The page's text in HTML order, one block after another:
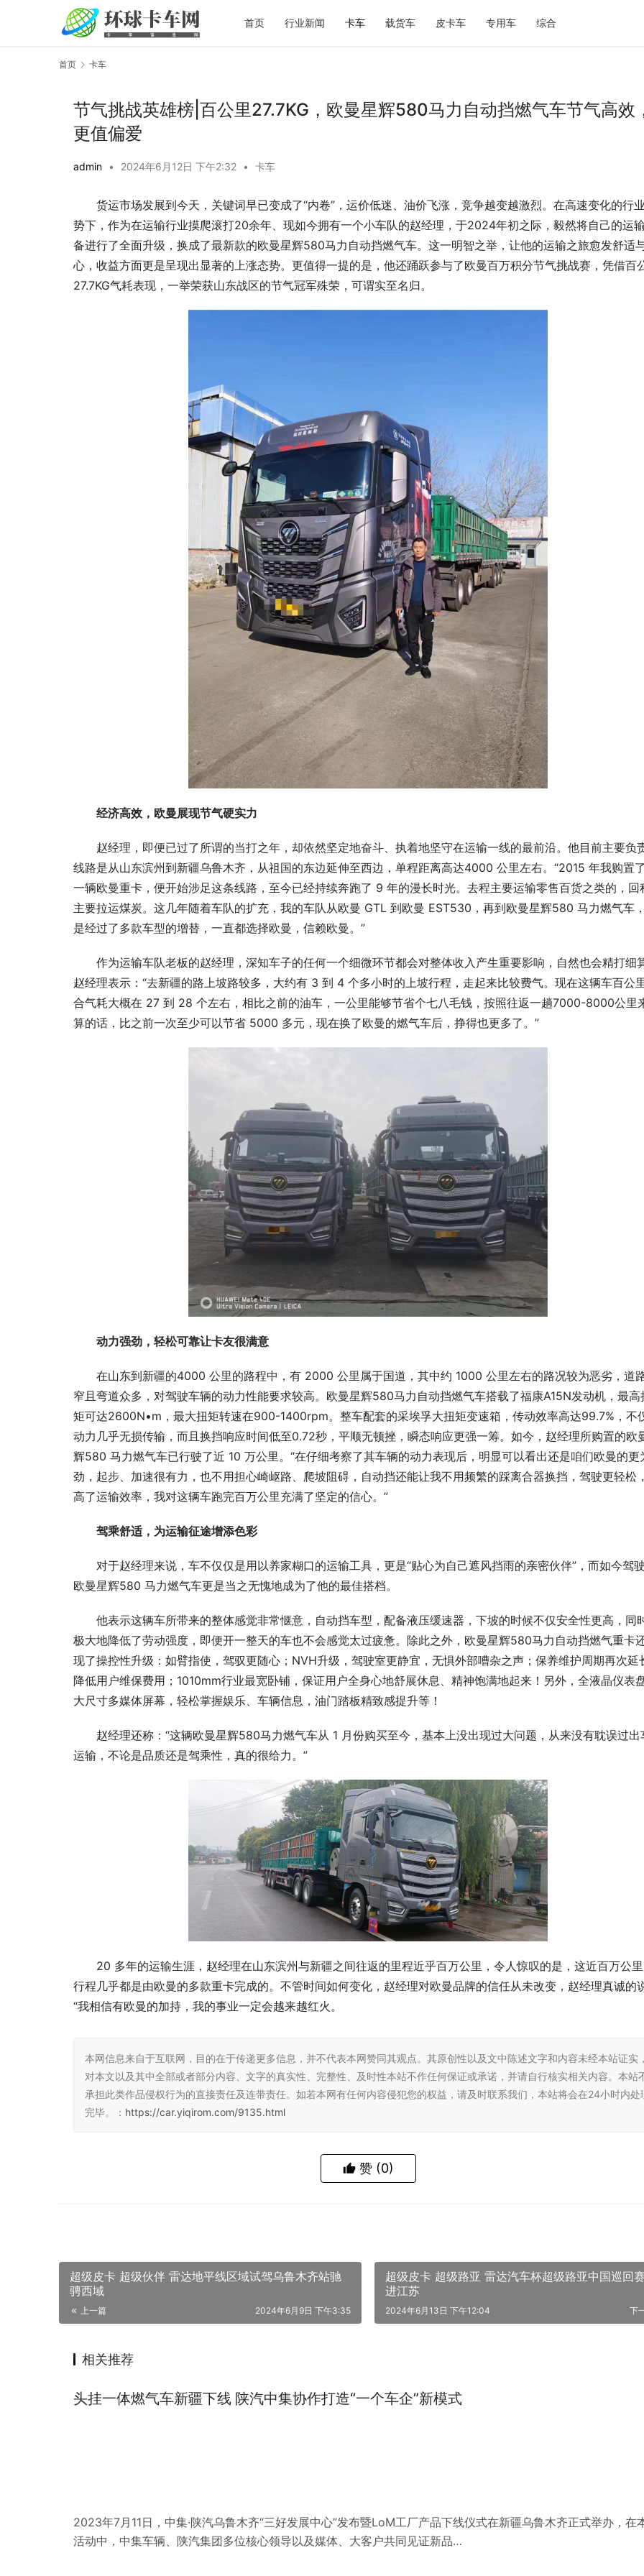
首页 行业新闻 卡车 载货车 皮卡车 专用车 综合
首页 卡车
节气挑战英雄榜|百公里27.7KG，欧曼星辉580马力自动挡燃气车节气高效
更值偏爱
admin • 2024年6月12日 下午2:32 • 卡车
货运市场发展到今天，关键词早已变成了“内卷”，运价低迷、油价飞涨，竞争越变越激烈。在高速变化的行
势下，作为在运输行业摸爬滚打20余年、现如今拥有一个小车队的赵经理，于2024年初之际，毅然将自己的运
备进行了全面升级，换成了最新款的欧曼星辉580马力自动挡燃气车。这一明智之举，让他的运输之旅愈发舒适
心，收益方面更是呈现出显著的上涨态势。更值得一提的是，他还踊跃参与了欧曼百万积分节气挑战赛，凭借百
27.7KG气耗表现，一举荣获山东战区的节气冠军殊荣，可谓实至名归。
经济高效，欧曼展现节气硬实力
赵经理，即便已过了所谓的当打之年，却依然坚定地奋斗、执着地坚守在运输一线的最前沿。他目前主要负
线路是从山东滨州到新疆乌鲁木齐，从祖国的东边延伸至西边，单程距离高达4000 公里左右。“2015 年我购置
一辆欧曼重卡，便开始涉足这条线路，至今已经持续奔跑了 9 年的漫长时光。去程主要运输零售百货之类的，回
主要拉运煤炭。这几年随着车队的扩充，我的车队从欧曼 GTL 到欧曼 EST530，再到欧曼星辉580 马力燃气车
是经过了多款车型的增替，一直都选择欧曼，信赖欧曼。”
作为运输车队老板的赵经理，深知车子的任何一个细微环节都会对整体收入产生重要影响，自然也会精打细算
赵经理表示：“去新疆的路上坡路较多，大约有 3 到 4 个多小时的上坡行程，走起来比较费气。现在这辆车百公
合气耗大概在 27 到 28 个左右，相比之前的油车，一公里能够节省个七八毛钱，按照往返一趟7000-8000公里
算的话，比之前一次至少可以节省 5000 多元，现在换了欧曼的燃气车后，挣得也更多了。”
动力强劲，轻松可靠让卡友很满意
在山东到新疆的4000 公里的路程中，有 2000 公里属于国道，其中约 1000 公里左右的路况较为恶劣，道
窄且弯道众多，对驾驶车辆的动力性能要求较高。欧曼星辉580马力自动挡燃气车搭载了福康A15N发动机，最高
矩可达2600N•m，最大扭矩转速在900-1400rpm。整车配套的采埃孚大扭矩变速箱，传动效率高达99.7%，不
动力几乎无损传输，而且换挡响应时间低至0.72秒，平顺无顿挫，瞬态响应更强一筹。如今，赵经理所购置的欧
辉580 马力燃气车已行驶了近 10 万公里。“在仔细考察了其车辆的动力表现后，明显可以看出还是咱们欧曼的更
劲，起步、加速很有力，也不用担心崎岖路、爬坡阻碍，自动挡还能让我不用频繁的踩离合器换挡，驾驶更轻松
高了运输效率，我对这辆车跑完百万公里充满了坚定的信心。”
驾乘舒适，为运输征途增添色彩
对于赵经理来说，车不仅仅是用以养家糊口的运输工具，更是“贴心为自己遮风挡雨的亲密伙伴”，而如今驾
欧曼星辉580 马力燃气车更是当之无愧地成为了他的最佳搭档。
他表示这辆车所带来的整体感觉非常惬意，自动挡车型，配备液压缓速器，下坡的时候不仅安全性更高，同
极大地降低了劳动强度，即便开一整天的车也不会感觉太过疲惫。除此之外，欧曼星辉580马力自动挡燃气重卡
现了操控性升级：如臂指使，驾驭更随心；NVH升级，驾驶室更静宜，无惧外部嘈杂之声；保养维护周期再次延
降低用户维保费用；1010mm行业最宽卧铺，保证用户全身心地舒展休息、精神饱满地起来！另外，全液晶仪表
大尺寸多媒体屏幕，轻松掌握娱乐、车辆信息，油门踏板精致感提升等！
赵经理还称：“这辆欧曼星辉580马力燃气车从 1 月份购买至今，基本上没出现过大问题，从来没有耽误过出
运输，不论是品质还是驾乘性，真的很给力。”
20 多年的运输生涯，赵经理在山东滨州与新疆之间往返的里程近乎百万公里，令人惊叹的是，这近百万公
行程几乎都是由欧曼的多款重卡完成的。不管时间如何变化，赵经理对欧曼品牌的信任从未改变，赵经理真诚的
“我相信有欧曼的加持，我的事业一定会越来越红火。
本网信息来自于互联网，目的在于传递更多信息，并不代表本网赞同其观点。其原创性以及文中陈述文字和内容未经本站证实，
对本文以及其中全部或者部分内容、文字的真实性、完整性、及时性本站不作任何保证或承诺，并请自行核实相关内容。本站
承担此类作品侵权行为的直接责任及连带责任。如若本网有任何内容侵犯您的权益，请及时联系我们，本站将会在24小时内处
完毕。： https://car.yiqirom.com/9135.html
赞 (0)
超级皮卡 超级伙伴 雷达地平线区域试驾乌鲁木齐站驰
骋西域
上一篇 2024年6月9日 下午3:35
超级皮卡 超级路亚 雷达汽车杯超级路亚中国巡回
进江苏
下
2024年6月13日 下午12:04
相关推荐
头挂一体燃气车新疆下线 陕汽中集协作打造“一个车企”新模式
2023年7月11日，中集·陕汽乌鲁木齐“三好发展中心”发布暨LoM工厂产品下线仪式在新疆乌鲁木齐正式举办，在
活动中，中集车辆、陕汽集团多位核心领导以及媒体、大客户共同见证新品…